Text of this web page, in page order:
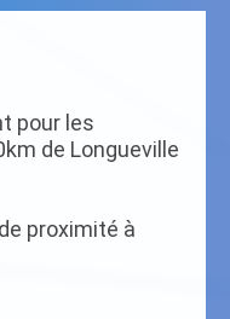
pour les
de Longueville
proximité à